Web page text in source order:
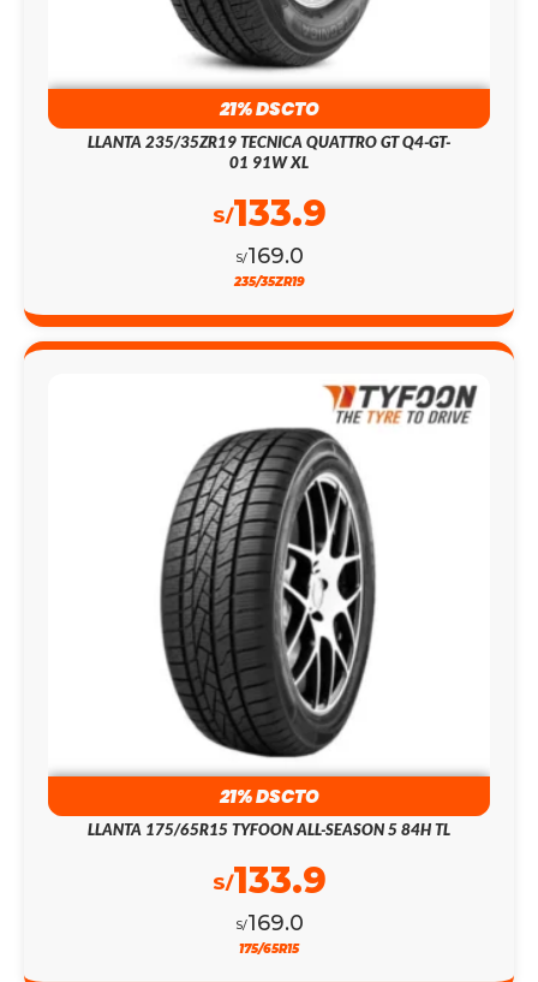
21% DSCTO
LLANTA 235/35ZR19 TECNICA QUATTRO GT Q4-GT-
01 91W XL
S/169.0
S/133.9
235/35ZR19
21% DSCTO
LLANTA 175/65R15 TYFOON ALL-SEASON 5 84H TL
S/169.0
S/133.9
175/65R15